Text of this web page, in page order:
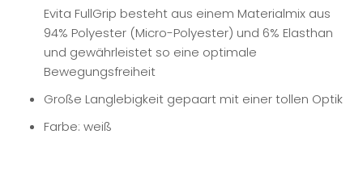
Evita FullGrip besteht aus einem Materialmix aus
94% Polyester (Micro-Polyester) und 6% Elasthan
und gewährleistet so eine optimale
Bewegungsfreiheit
Große Langlebigkeit gepaart mit einer tollen Optik
Farbe: weiß